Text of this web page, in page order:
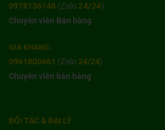
0978136148 (Zalo 24/24)
Chuyên viên Bán hàng
GIA KHANG:
0961800661 (Zalo 24/24)
Chuyên viên bán hàng
ĐỐI TÁC & ĐẠI LÝ